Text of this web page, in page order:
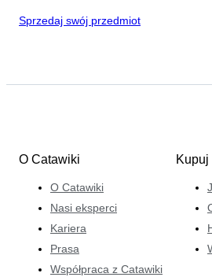
Sprzedaj swój przedmiot
O Catawiki
O Catawiki
Nasi eksperci
Kariera
Prasa
Współpraca z Catawiki
Kupuj